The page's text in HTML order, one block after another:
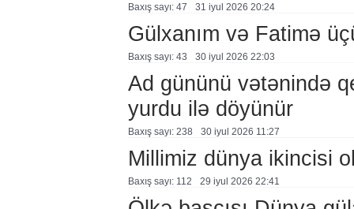
Baxış sayı: 47 31 i̇yul 2026 20:24
Gülxanım və Fatimə
Baxış sayı: 43 30 i̇yul 2026 22:03
Ad gününü vətənində
yurdu ilə döyünür
Baxış sayı: 238 30 i̇yul 2026 11:27
Millimiz dünya ikincisi
Baxış sayı: 112 29 i̇yul 2026 22:41